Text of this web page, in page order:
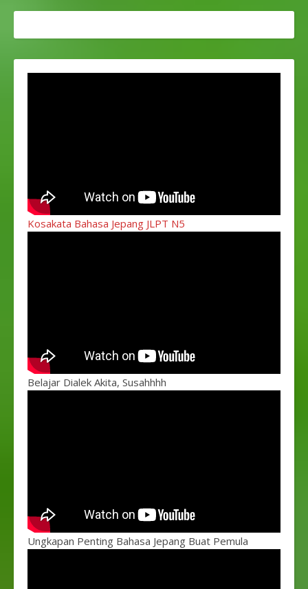
Kosakata Bahasa Jepang JLPT N5
Belajar Dialek Akita, Susahhhh
Ungkapan Penting Bahasa Jepang Buat Pemula